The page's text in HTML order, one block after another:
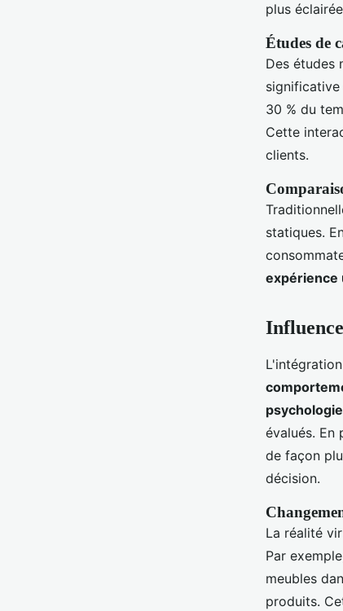
plus
Études de
Des études
significative
30 % du
Cette
clients.
statiques.
expérience
évalués. En
de façon
décision.
La réalité
Par
meubles
produits.